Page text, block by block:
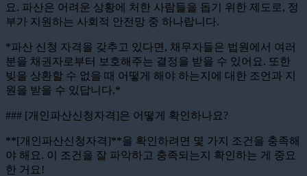
요. 파산은 어려운 상황에 처한 사람들을 돕기 위한 제도로, 정
부가 지원하는 사회적 안전망 중 하나랍니다.
*파산 신청 자격을 갖추고 있다면, 채무자들은 법원에서 여러
분을 채권자로부터 보호해주는 결정을 받을 수 있어요. 또한
빚을 상환할 수 없을 때 어떻게 해야 하는지에 대한 조언과 지
원을 받을 수 있답니다.*
### [개인파산신청자격]은 어떻게 확인하나요?
**[개인파산신청자격]**을 확인하려면 몇 가지 조건을 충족해
야 해요. 이 조건을 잘 파악하고 충족되는지 확인하는 게 중요
한 거요!